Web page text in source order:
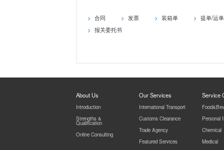
合同 发票 装箱单
提单/运单
报关委托书
About Us
Introduction
Strengths &
Qualification
Online Consulting
Our Services
International Transport
Customs Clearance
Trade Agency
Featured Services
Service
Personal
Chemical
Medical